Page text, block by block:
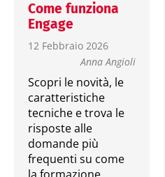
Come funziona
Engage
12 Febbraio 2026
Anna Angioli
Scopri le novità, le
caratteristiche
tecniche e trova le
risposte alle
domande più
frequenti su come